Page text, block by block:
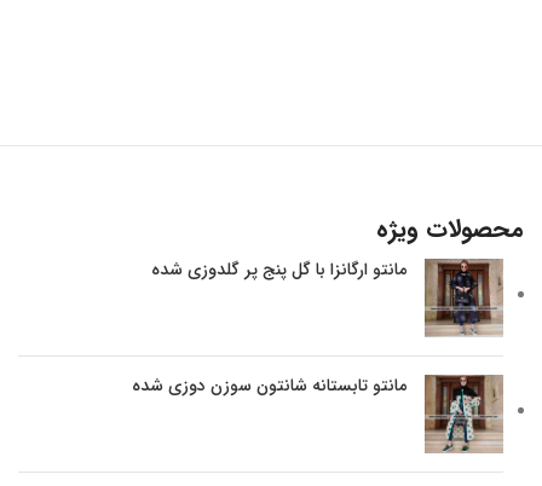
محصولات ویژه
مانتو ارگانزا با گل پنج پر گلدوزی شده
مانتو تابستانه شانتون سوزن دوزی شده